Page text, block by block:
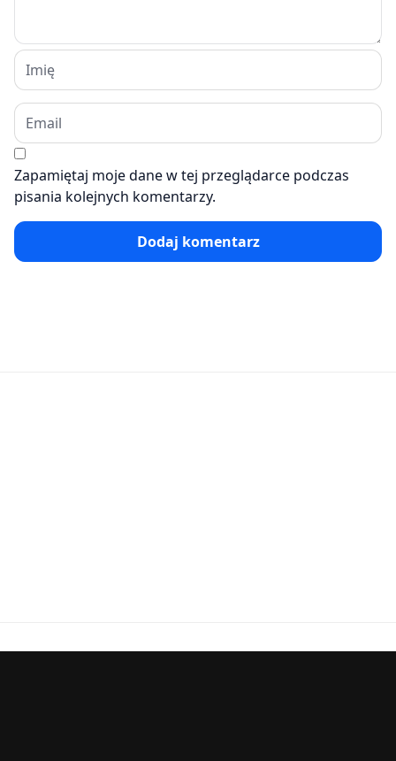
Zapamiętaj moje dane w tej przeglądarce podczas
pisania kolejnych komentarzy.
Dodaj komentarz